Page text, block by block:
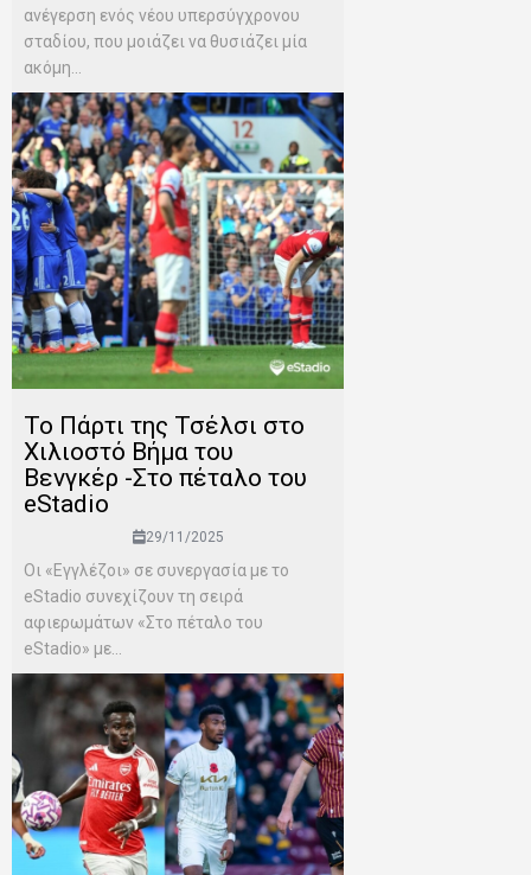
ανέγερση ενός νέου υπερσύγχρονου
σταδίου, που μοιάζει να θυσιάζει μία
ακόμη...
To Πάρτι της Τσέλσι στο
Χιλιοστό Βήμα του
Βενγκέρ -Στο πέταλο του
eStadio
29/11/2025
Οι «Εγγλέζοι» σε συνεργασία με το
eStadio συνεχίζουν τη σειρά
αφιερωμάτων «Στο πέταλο του
eStadio» με...